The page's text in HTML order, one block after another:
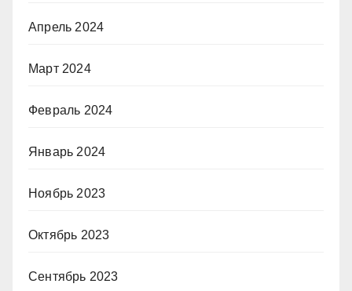
Апрель 2024
Март 2024
Февраль 2024
Январь 2024
Ноябрь 2023
Октябрь 2023
Сентябрь 2023